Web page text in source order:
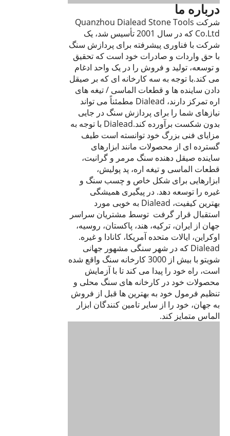
درباره ما
شرکت Quanzhou Dialead Stone Tools
Co.Ltd که در سال 2001 تأسیس شد، یک
شرکت با فناوری پیشرفته برای پردازش سنگ
با حق واردات و صادرات خود است که تحقیق
و توسعه، تولید و فروش را در یک واحد ادغام
می کند.با توجه به سه کارخانه ای که بر صیقل
دادن ساینده ها و قطعات الماسی / تیغه های
اره تمرکز دارند، Dialead مطمئناً می تواند
نیازهای شما را برای پردازش سنگ در جایی
بدون شکست برآورده کند.Dialead با توجه به
مزایای فنی بزرگ خود توانسته است طیف
گسترده ای از محصولات مانند ابزارهای
ساینده صیقل دهنده سنگ مرمر و گرانیت،
قطعات الماسی و تیغه اره، پد پولیش،
ابزارهایی برای شکل خاص و چسب سنگ و
غیره را توسعه دهد. در پیگیری همیشگی
بهترین کیفیت، Dialead به خوبی مورد
استقبال قرار گرفت توسط مشتریان سراسر
جهان از ایران، ترکیه، هند، پاکستان، روسیه،
اوکراین، ایالات متحده آمریکا، کانادا و غیره.
Dialead که در شهر سنگی مشهور جهانی
شویتو با بیش از 3000 کارخانه سنگ واقع شده
است، راه خود را پیدا می کند تا با آزمایش
محصولات خود در کارخانه های سنگ محلی و
تنظیم فرمول خود به بهترین ها قبل از فروش
به جهان، خود را از سایر تامین کنندگان ابزار
الماس متمایز کند.